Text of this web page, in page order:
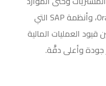
البشرية، ومنها: أنظمة Oracle، وأنظمة SAP التي
العمليات المالية
جودة وأعلى دقَّة.